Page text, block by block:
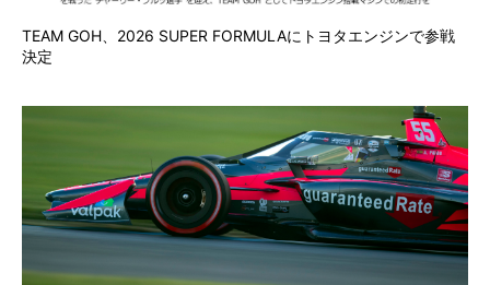
TEAM GOH、2026 SUPER FORMULAにトヨタエンジンで参戦
決定